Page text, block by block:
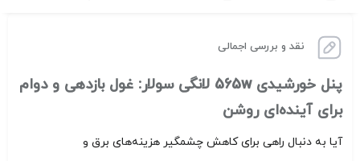
نقد و بررسی اجمالی
پنل خورشیدی 565w لانگی سولار: غول بازدهی و دوام
برای آینده‌ای روشن
آیا به دنبال راهی برای کاهش چشمگیر هزینه‌های برق و